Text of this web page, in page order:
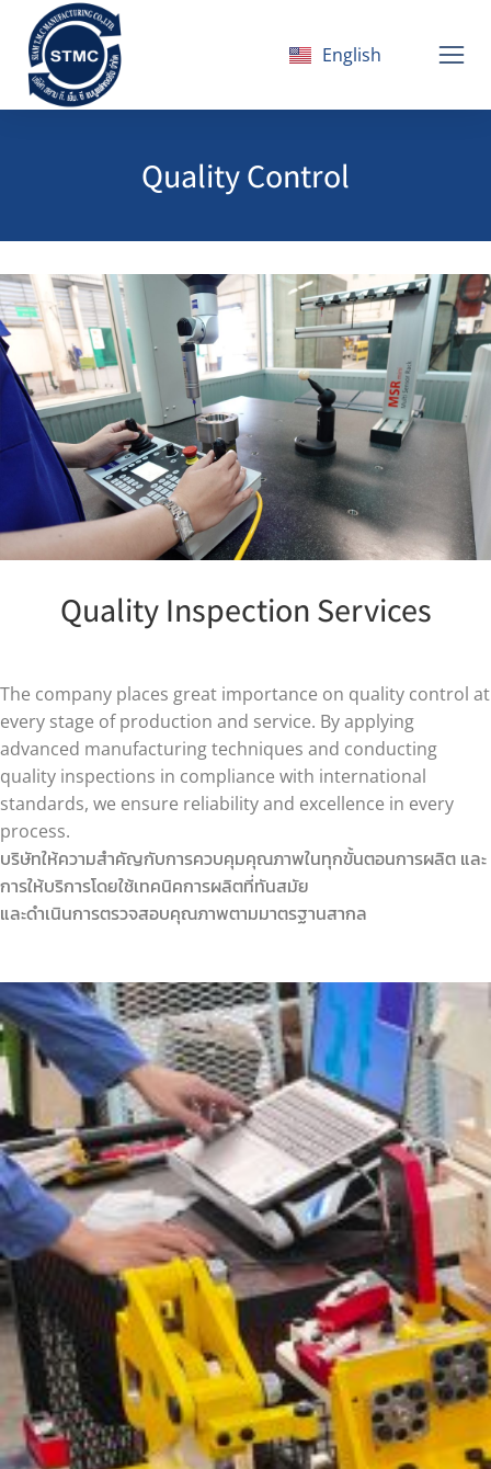
English
ไทย
Quality Control
Quality Inspection Services
The company places great importance on quality control at
every stage of production and service. By applying
advanced manufacturing techniques and conducting
quality inspections in compliance with international
standards, we ensure reliability and excellence in every
process.
บริษัทให้ความสําคัญกับการควบคุมคุณภาพในทุกขั้นตอนการผลิต และ
การให้บริการโดยใช้เทคนิคการผลิตที่ทันสมัย
และดําเนินการตรวจสอบคุณภาพตามมาตรฐานสากล